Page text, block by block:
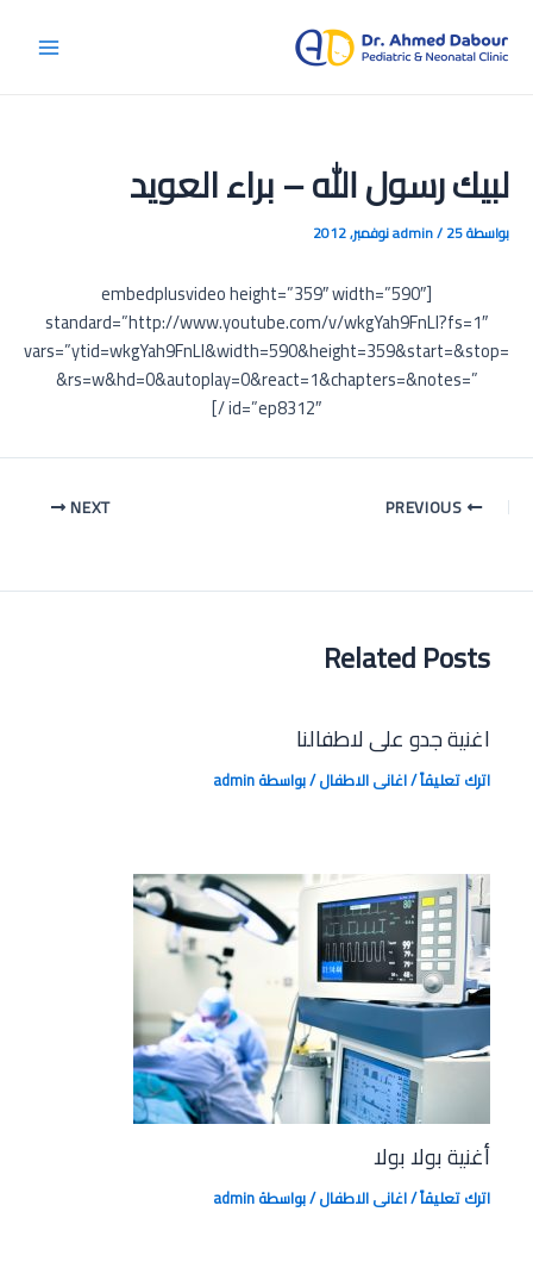
المحتوى
Main
لبيك رسول الله – براء العويد
بواسطة admin/25 نوفمبر, 2012
[embedplusvideo height=”359″ width=”590″
standard=”http://www.youtube.com/v/wkgYah9FnLI?fs=1″
vars=”ytid=wkgYah9FnLI&width=590&height=359&start=&stop=
&rs=w&hd=0&autoplay=0&react=1&chapters=&notes=”
id=”ep8312″ /]
Post
NEXT
Related Posts
اغنية جدو على لاطفالنا
اترك تعليقاً/اغانى الاطفال/ بواسطةadmin
أغنية بولا بولا
اترك تعليقاً/اغانى الاطفال/ بواسطةadmin